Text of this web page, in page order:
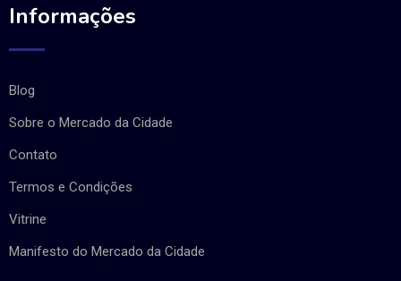
Informações
Blog
Sobre o Mercado da Cidade
Contato
Termos e Condições
Vitrine
Manifesto do Mercado da Cidade